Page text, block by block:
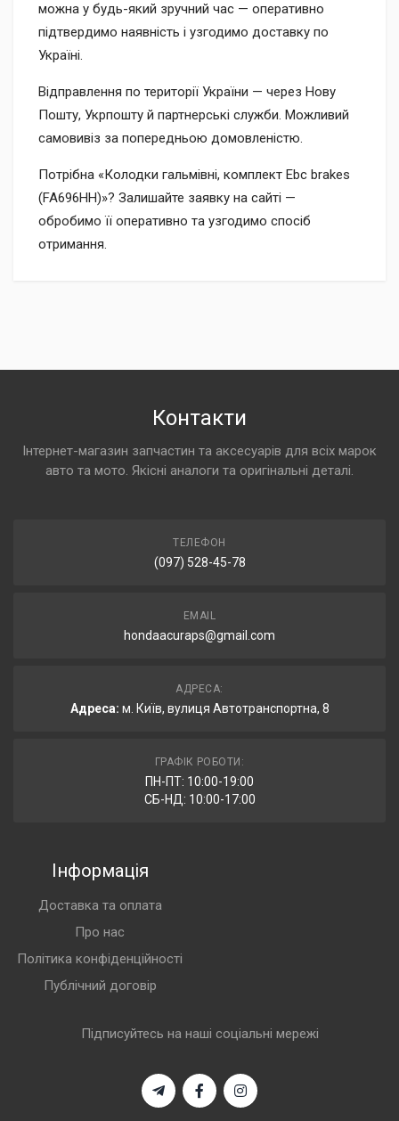
можна у будь-який зручний час — оперативно
підтвердимо наявність і узгодимо доставку по
Україні.
Відправлення по території України — через Нову
Пошту, Укрпошту й партнерські служби. Можливий
самовивіз за попередньою домовленістю.
Потрібна «Колодки гальмівні, комплект Ebc brakes
(FA696HH)»? Залишайте заявку на сайті —
обробимо її оперативно та узгодимо спосіб
отримання.
Контакти
Інтернет-магазин запчастин та аксесуарів для всіх марок
авто та мото. Якісні аналоги та оригінальні деталі.
ТЕЛЕФОН
(097) 528-45-78
EMAIL
hondaacuraps@gmail.com
АДРЕСА:
Адреса: м. Київ, вулиця Автотранспортна, 8
ГРАФІК РОБОТИ:
ПН-ПТ: 10:00-19:00
СБ-НД: 10:00-17:00
Інформація
Доставка та оплата
Про нас
Політика конфіденційності
Публічний договір
Підписуйтесь на наші соціальні мережі